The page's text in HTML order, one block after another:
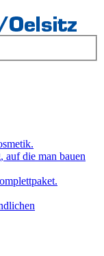
auf die man bauen